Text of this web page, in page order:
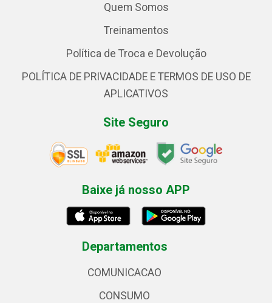
Quem Somos
Treinamentos
Política de Troca e Devolução
POLÍTICA DE PRIVACIDADE E TERMOS DE USO DE
APLICATIVOS
Site Seguro
Baixe já nosso APP
Departamentos
COMUNICACAO
CONSUMO